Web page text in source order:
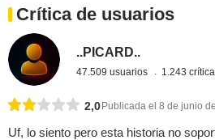
Crítica de usuarios
..PICARD..
47.509 usuarios 1.243
2,0Publicada el 8 de junio
Uf, lo siento pero esta historia no